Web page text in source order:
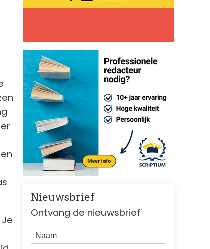
Nieuwsbrief
Ontvang de nieuwsbrief
Naam